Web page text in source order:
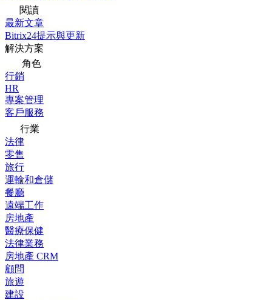
閱讀
最新文章
Bitrix24提示與更新
解決方案
角色
行銷
HR
專案管理
客戶服務
行業
法律
零售
旅行
運輸和倉儲
餐廳
遠端工作
房地產
醫療保健
法律業務
房地產 CRM
顧問
旅遊
建設